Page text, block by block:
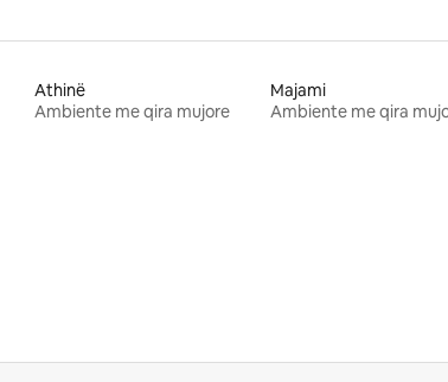
Athinë
Ambiente me qira mujore
Majami
Ambiente me qira